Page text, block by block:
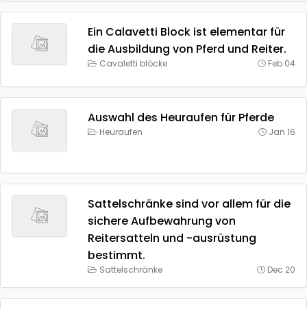
Ein Calavetti Block ist elementar für
die Ausbildung von Pferd und Reiter.
Cavaletti blöcke Feb 04
Auswahl des Heuraufen für Pferde
Heuraufen Jan 16
Sattelschränke sind vor allem für die
sichere Aufbewahrung von
Reitersatteln und -ausrüstung
bestimmt.
Sattelschränke Dec 20